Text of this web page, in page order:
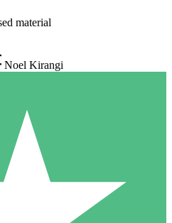
material
Noel Kirangi